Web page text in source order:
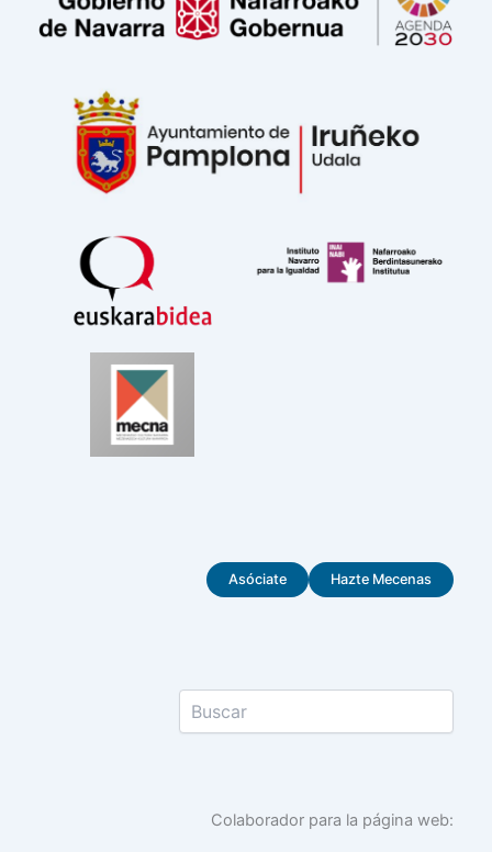
Asóciate Hazte Mecenas
Colaborador para la página web: